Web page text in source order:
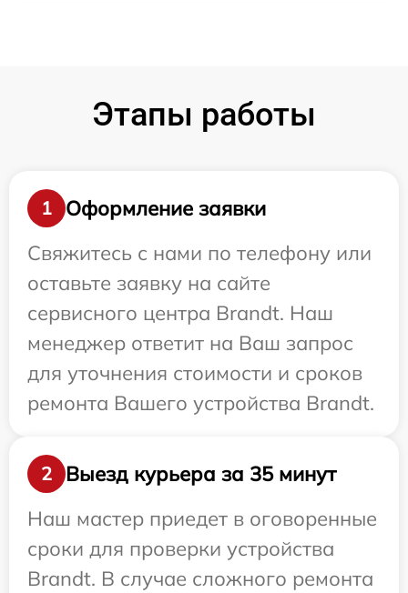
Этапы работы
1
Оформление заявки
Свяжитесь с нами по телефону или
оставьте заявку на сайте
сервисного центра Brandt. Наш
менеджер ответит на Ваш запрос
для уточнения стоимости и сроков
ремонта Вашего устройства Brandt.
2
Выезд курьера за 35 минут
Наш мастер приедет в оговоренные
сроки для проверки устройства
Brandt. В случае сложного ремонта